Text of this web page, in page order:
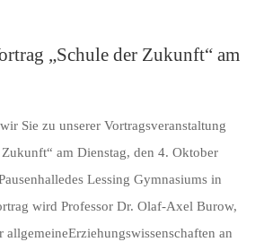
„Schule der Zukunft“ am
Sie zu unserer Vortragsveranstaltung
am Dienstag, den 4. Oktober
Lessing Gymnasiums in
wird Professor Dr. Olaf-Axel Burow,
an